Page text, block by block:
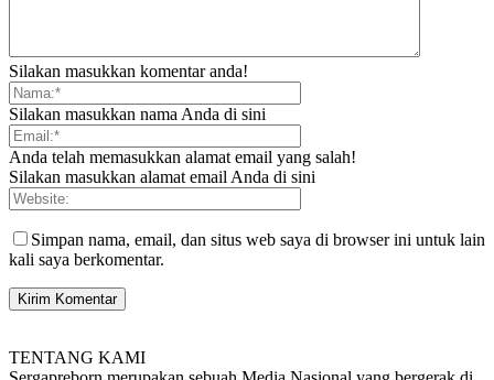
Silakan masukkan komentar anda!
Silakan masukkan nama Anda di sini
Anda telah memasukkan alamat email yang salah!
Silakan masukkan alamat email Anda di sini
Simpan nama, email, dan situs web saya di browser ini untuk lain
kali saya berkomentar.
TENTANG KAMI